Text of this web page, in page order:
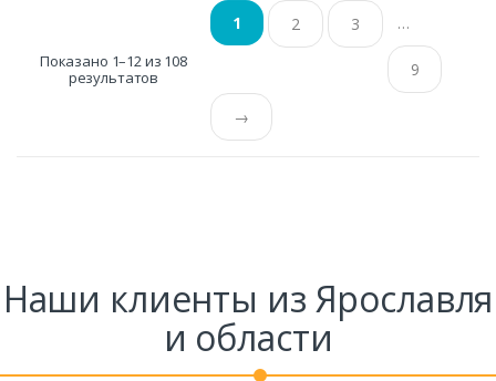
Показано 1–12 из 108
результатов
1 2 3 …
9
→
Наши клиенты из Ярославля
и области